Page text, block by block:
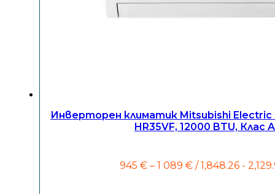
Инверторен климатик Mitsubishi Electric
HR35VF, 12000 BTU, Клас
945 € – 1 089 €Price
/ 1,848.26 -